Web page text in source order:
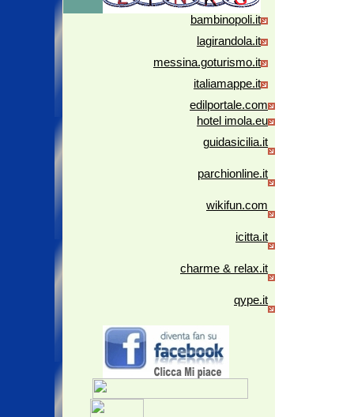
bambinopoli.it
lagirandola.it
messina.goturismo.it
italiamappe.it
edilportale.com
hotel imola.eu
guidasicilia.it
parchionline.it
wikifun.com
icitta.it
charme & relax.it
qype.it